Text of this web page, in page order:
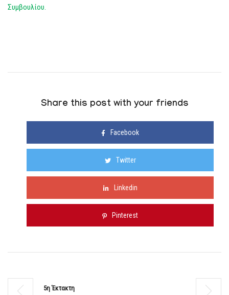
Συμβουλίου.
Share this post with your friends
Facebook
Twitter
Linkedin
Pinterest
5η Έκτακτη